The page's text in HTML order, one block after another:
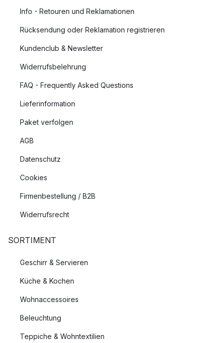
Info - Retouren und Reklamationen
Rücksendung oder Reklamation registrieren
Kundenclub & Newsletter
Widerrufsbelehrung
FAQ - Frequently Asked Questions
Lieferinformation
Paket verfolgen
AGB
Datenschutz
Cookies
Firmenbestellung / B2B
Widerrufsrecht
SORTIMENT
Geschirr & Servieren
Küche & Kochen
Wohnaccessoires
Beleuchtung
Teppiche & Wohntextilien